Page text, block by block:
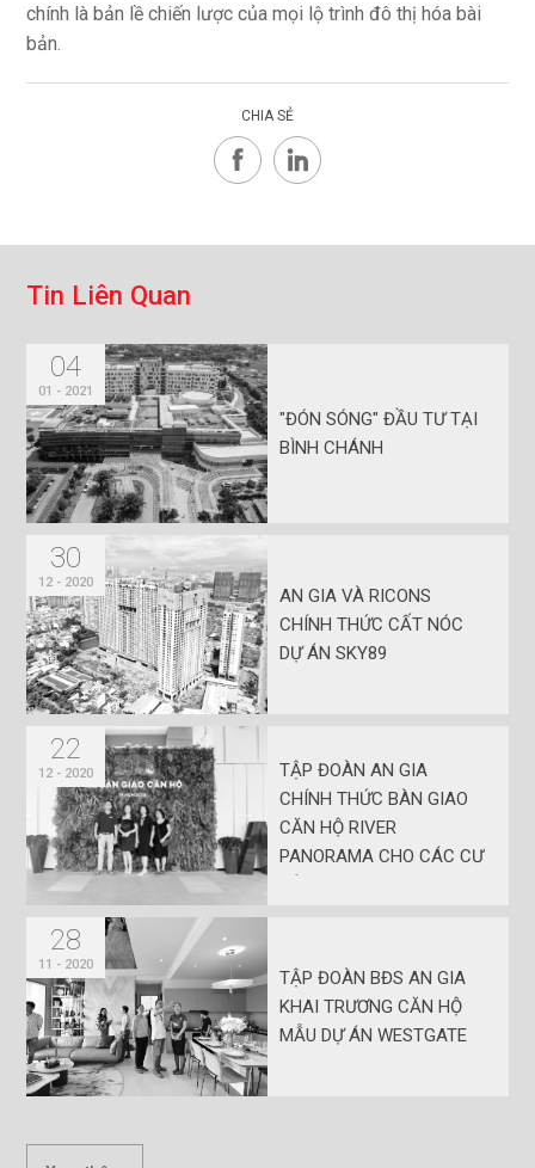
chính là bản lề chiến lược của mọi lộ trình đô thị hóa bài
bản.
CHIA SẺ
Tin Liên Quan
04
01 - 2021
"ĐÓN SÓNG" ĐẦU TƯ TẠI
BÌNH CHÁNH
30
12 - 2020
AN GIA VÀ RICONS
CHÍNH THỨC CẤT NÓC
DỰ ÁN SKY89
22
12 - 2020
TẬP ĐOÀN AN GIA
CHÍNH THỨC BÀN GIAO
CĂN HỘ RIVER
PANORAMA CHO CÁC CƯ
28
11 - 2020
TẬP ĐOÀN BĐS AN GIA
KHAI TRƯƠNG CĂN HỘ
MẪU DỰ ÁN WESTGATE